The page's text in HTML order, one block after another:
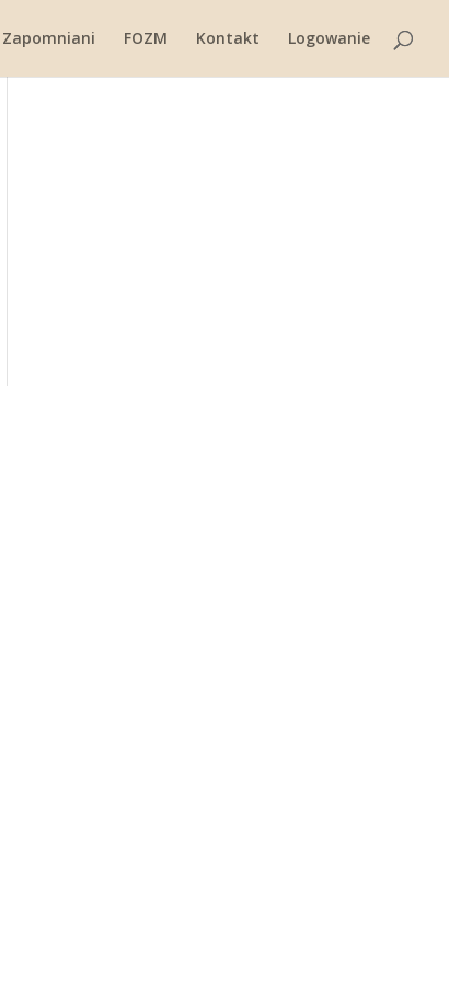
Zapomniani FOZM Kontakt Logowanie